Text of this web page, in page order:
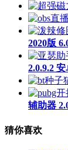
2020版
2.0.9.2
辅助器
猜你喜欢